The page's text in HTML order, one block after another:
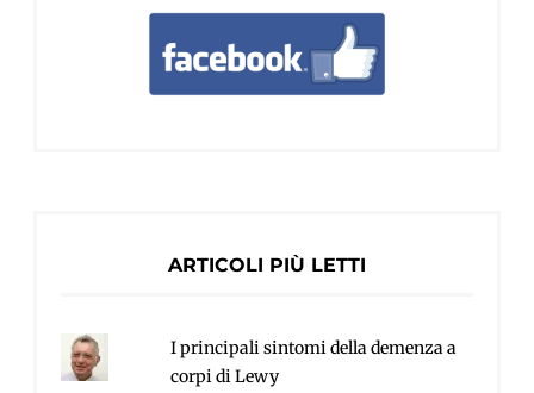
ARTICOLI PIÙ LETTI
I principali sintomi della demenza a
corpi di Lewy